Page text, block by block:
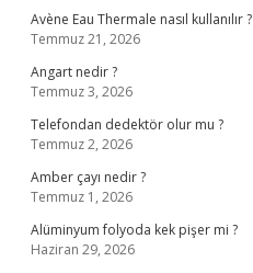
Avène Eau Thermale nasıl kullanılır ?
Temmuz 21, 2026
Angart nedir ?
Temmuz 3, 2026
Telefondan dedektör olur mu ?
Temmuz 2, 2026
Amber çayı nedir ?
Temmuz 1, 2026
Alüminyum folyoda kek pişer mi ?
Haziran 29, 2026